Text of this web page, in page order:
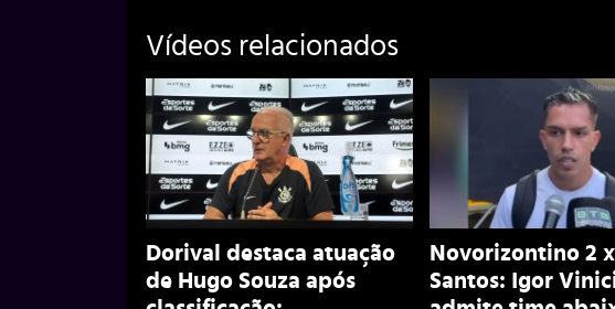
Vídeos relacionados
Dorival destaca atuação
de Hugo Souza após
Novorizontino 2 x
Santos: Igor